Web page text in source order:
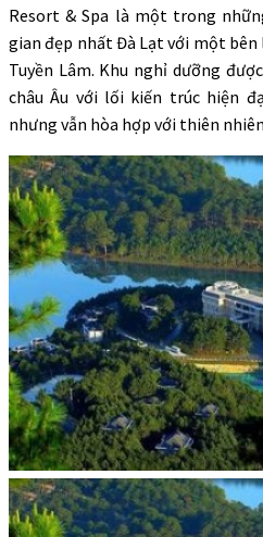
Resort & Spa là một trong
gian đẹp nhất Đà Lạt với một
Tuyền Lâm. Khu nghỉ dưỡng
châu Âu với lối kiến trúc hiện
nhưng vẫn hòa hợp với thiên